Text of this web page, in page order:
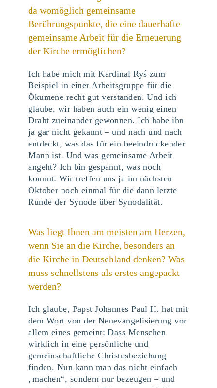
da womöglich gemeinsame
Berührungspunkte, die eine dauerhafte
gemeinsame Arbeit für die Erneuerung
der Kirche ermöglichen?
Ich habe mich mit Kardinal Ryś zum
Beispiel in einer Arbeitsgruppe für die
Ökumene recht gut verstanden. Und ich
glaube, wir haben auch ein wenig einen
Draht zueinander gewonnen. Ich habe ihn
ja gar nicht gekannt – und nach und nach
entdeckt, was das für ein beeindruckender
Mann ist. Und was gemeinsame Arbeit
angeht? Ich bin gespannt, was noch
kommt: Wir treffen uns ja im nächsten
Oktober noch einmal für die dann letzte
Runde der Synode über Synodalität.
Was liegt Ihnen am meisten am Herzen,
wenn Sie an die Kirche, besonders an
die Kirche in Deutschland denken? Was
muss schnellstens als erstes angepackt
werden?
Ich glaube, Papst Johannes Paul II. hat mit
dem Wort von der Neuevangelisierung vor
allem eines gemeint: Dass Menschen
wirklich in eine persönliche und
gemeinschaftliche Christusbeziehung
finden. Nun kann man das nicht einfach
„machen“, sondern nur bezeugen – und